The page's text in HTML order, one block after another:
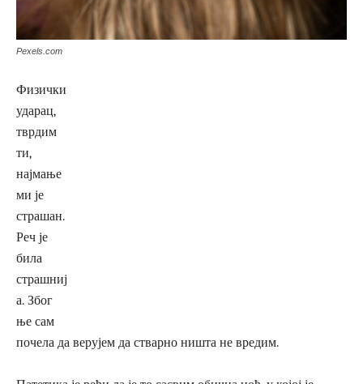
Pexels.com
Физички
ударац,
тврдим
ти,
најмање
ми је
страшан.
Реч је
била
страшниј
а. Због
ње сам
почела да верујем да стварно ништа не вредим.